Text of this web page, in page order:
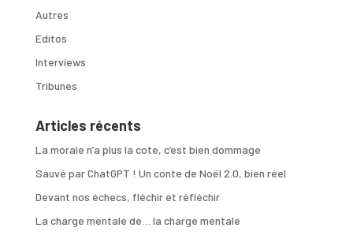
Autres
Editos
Interviews
Tribunes
Articles récents
La morale n’a plus la cote, c’est bien dommage
Sauvé par ChatGPT ! Un conte de Noël 2.0, bien réel
Devant nos échecs, fléchir et réfléchir
La charge mentale de… la charge mentale